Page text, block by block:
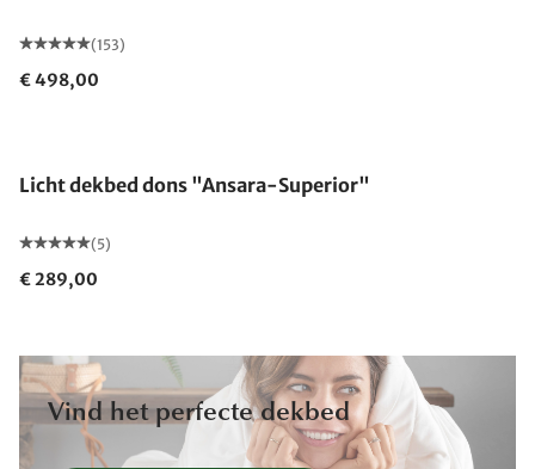
(153)
€ 498,00
Licht dekbed dons "Ansara-Superior"
(5)
€ 289,00
Vind het perfecte dekbed